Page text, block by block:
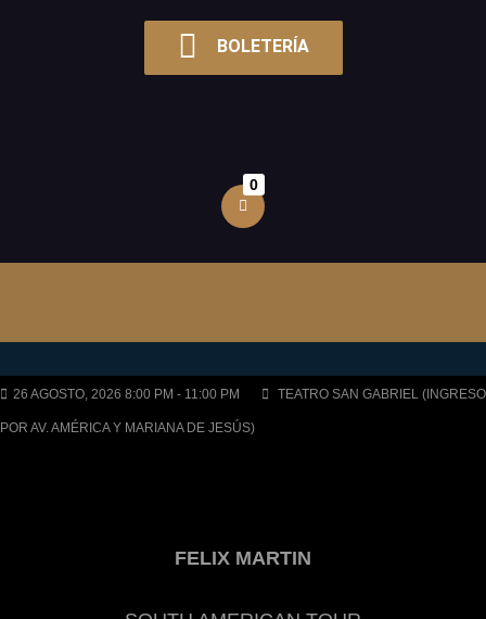
BOLETERÍA
0
26 AGOSTO, 2026 8:00 PM - 11:00 PM TEATRO SAN GABRIEL (INGRESO
POR AV. AMÉRICA Y MARIANA DE JESÚS)
FELIX MARTIN